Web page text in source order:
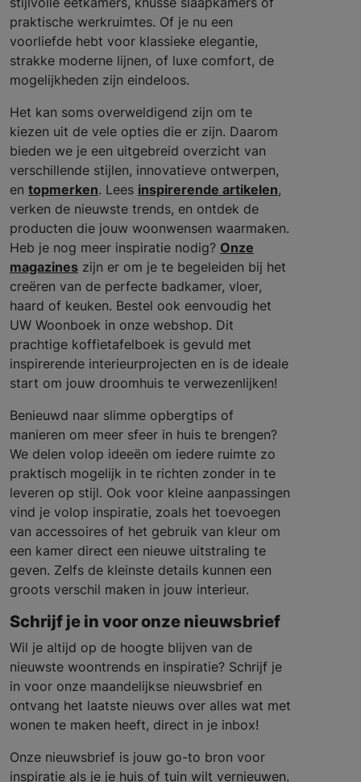
praktische werkruimtes. Of je nu een
voorliefde hebt voor klassieke elegantie,
strakke moderne lijnen, of luxe comfort, de
mogelijkheden zijn eindeloos.
Het kan soms overweldigend zijn om te
kiezen uit de vele opties die er zijn. Daarom
bieden we je een uitgebreid overzicht van
verschillende stijlen, innovatieve ontwerpen,
en topmerken. Lees inspirerende artikelen,
verken de nieuwste trends, en ontdek de
producten die jouw woonwensen waarmaken.
Heb je nog meer inspiratie nodig? Onze
magazines zijn er om je te begeleiden bij het
creëren van de perfecte badkamer, vloer,
haard of keuken. Bestel ook eenvoudig het
UW Woonboek in onze webshop. Dit
prachtige koffietafelboek is gevuld met
inspirerende interieurprojecten en is de ideale
start om jouw droomhuis te verwezenlijken!
Benieuwd naar slimme opbergtips of
manieren om meer sfeer in huis te brengen?
We delen volop ideeën om iedere ruimte zo
praktisch mogelijk in te richten zonder in te
leveren op stijl. Ook voor kleine aanpassingen
vind je volop inspiratie, zoals het toevoegen
van accessoires of het gebruik van kleur om
een kamer direct een nieuwe uitstraling te
geven. Zelfs de kleinste details kunnen een
groots verschil maken in jouw interieur.
Schrijf je in voor onze nieuwsbrief
Wil je altijd op de hoogte blijven van de
nieuwste woontrends en inspiratie? Schrijf je
in voor onze maandelijkse nieuwsbrief en
ontvang het laatste nieuws over alles wat met
wonen te maken heeft, direct in je inbox!
Onze nieuwsbrief is jouw go-to bron voor
inspiratie als je je huis of tuin wilt vernieuwen.